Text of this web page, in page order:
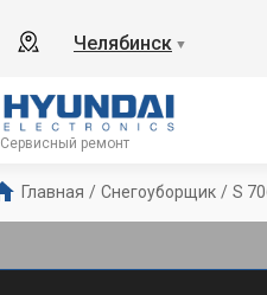
Челябинск ▼
Сервисный ремонт
Главная / Снегоуборщик / S